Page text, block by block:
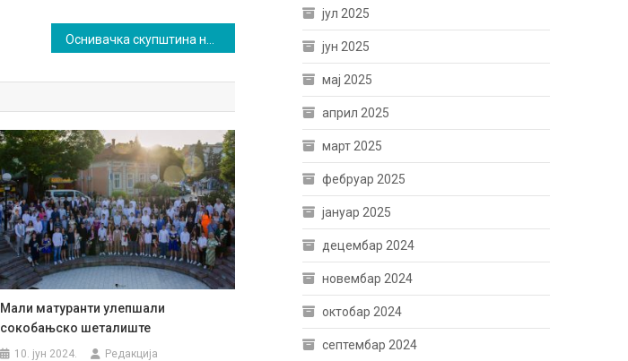
Мали матуранти улепшали
сокобањско шеталиште
10. јун 2024. Редакција
јул 2025
јун 2025
мај 2025
април 2025
март 2025
фебруар 2025
јануар 2025
децембар 2024
новембар 2024
октобар 2024
септембар 2024